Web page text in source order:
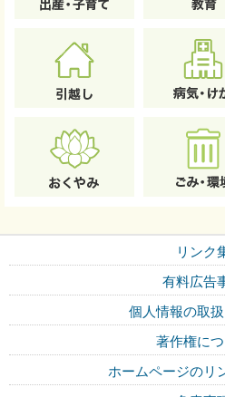
リンク
有料広告
個人情報の取
著作権に
ホームページのリ